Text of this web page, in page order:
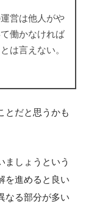
営は他人がや
働かなければ
は言えない。
とだと思うかも
ましょうという
を進めると良い
なる部分が多い